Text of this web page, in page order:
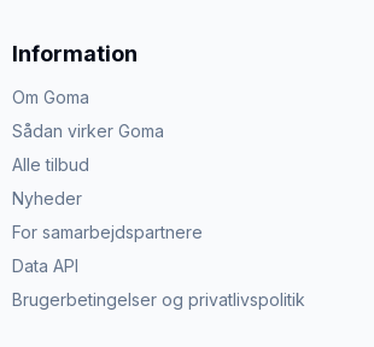
Information
Om Goma
Sådan virker Goma
Alle tilbud
Nyheder
For samarbejdspartnere
Data API
Brugerbetingelser og privatlivspolitik